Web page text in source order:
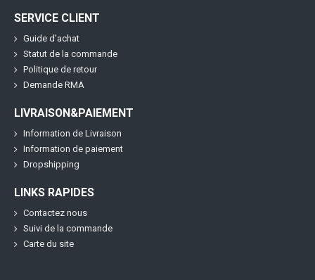
SERVICE CLIENT
Guide d'achat
Statut de la commande
Politique de retour
Demande RMA
LIVRAISON&PAIEMENT
Information de Livraison
Information de paiement
Dropshipping
LINKS RAPIDES
Contactez nous
Suivi de la commande
Carte du site